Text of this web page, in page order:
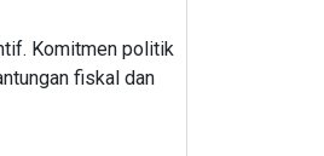
Komitmen politik
fiskal dan